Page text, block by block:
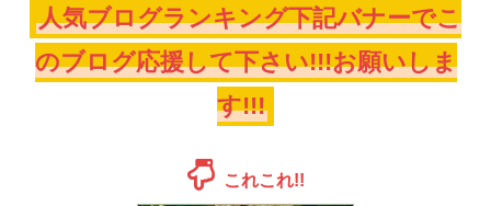
人気ブログランキング下記バナーでこ
のブログ応援して下さい!!!お願いしま
す!!!
これこれ!!